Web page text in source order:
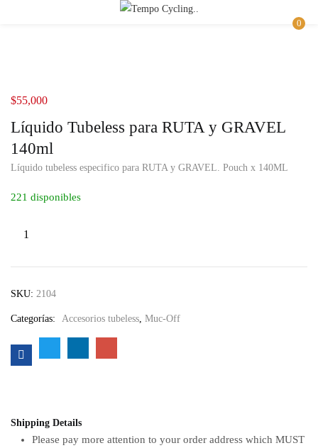
0
Buscar
Líquido Tubeless para RUTA y GRAVEL
140ml
$55,000
Líquido tubeless especifico para RUTA y GRAVEL. Pouch x 140ML
221 disponibles
SKU: 2104
Categorías: Accesorios tubeless, Muc-Off
Shipping Details
Please pay more attention to your order address which MUST
Recuérdame